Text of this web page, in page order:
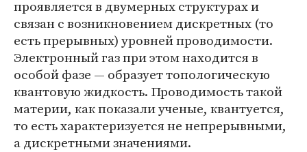
проявляется в двумерных структурах и
связан с возникновением дискретных (то
есть прерывных) уровней проводимости.
Электронный газ при этом находится в
особой фазе — образует топологическую
квантовую жидкость. Проводимость такой
материи, как показали ученые, квантуется,
то есть характеризуется не непрерывными,
а дискретными значениями.